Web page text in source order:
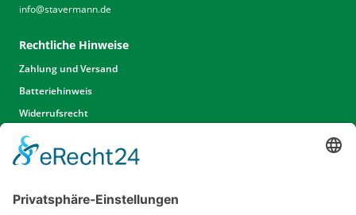
info@stavermann.de
Rechtliche Hinweise
Zahlung und Versand
Batteriehinweis
Widerrufsrecht
Widerrufsrecht Dienstleistungen
AGB
Unsere Website